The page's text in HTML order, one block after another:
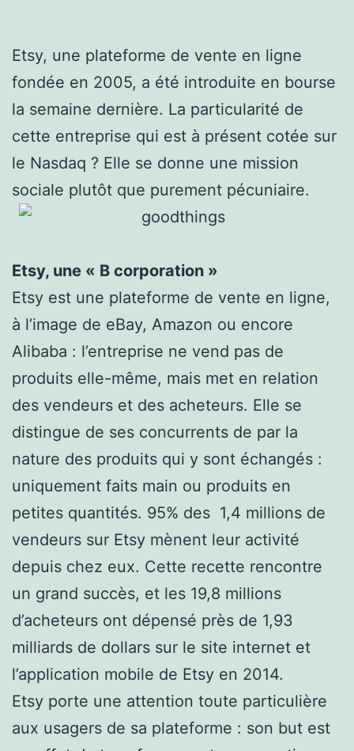
Etsy, une plateforme de vente en ligne
fondée en 2005, a été introduite en bourse
la semaine dernière. La particularité de
cette entreprise qui est à présent cotée sur
le Nasdaq ? Elle se donne une mission
sociale plutôt que purement pécuniaire.
Etsy, une « B corporation »
Etsy est une plateforme de vente en ligne,
à l’image de eBay, Amazon ou encore
Alibaba : l’entreprise ne vend pas de
produits elle-même, mais met en relation
des vendeurs et des acheteurs. Elle se
distingue de ses concurrents de par la
nature des produits qui y sont échangés :
uniquement faits main ou produits en
petites quantités. 95% des 1,4 millions de
vendeurs sur Etsy mènent leur activité
depuis chez eux. Cette recette rencontre
un grand succès, et les 19,8 millions
d’acheteurs ont dépensé près de 1,93
milliards de dollars sur le site internet et
l’application mobile de Etsy en 2014.
Etsy porte une attention toute particulière
aux usagers de sa plateforme : son but est